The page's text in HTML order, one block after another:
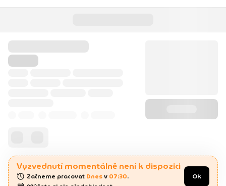
Vyzvednutí momentálně není k dispozici
Začneme pracovat Dnes v 07:30.
Ok